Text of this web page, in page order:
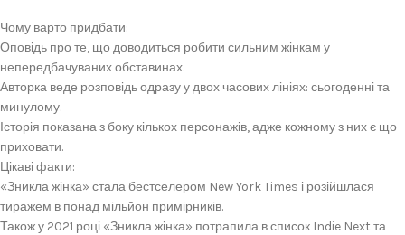
Чому варто придбати:
Оповідь про те, що доводиться робити сильним жінкам у
непередбачуваних обставинах.
Авторка веде розповідь одразу у двох часових лініях: сьогоденні та
минулому.
Історія показана з боку кількох персонажів, адже кожному з них є що
приховати.
Цікаві факти:
«Зникла жінка» стала бестселером New York Times і розійшлася
тиражем в понад мільйон примірників.
Також у 2021 році «Зникла жінка» потрапила в список Indie Next та